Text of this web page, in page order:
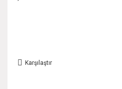
Karşılaştır